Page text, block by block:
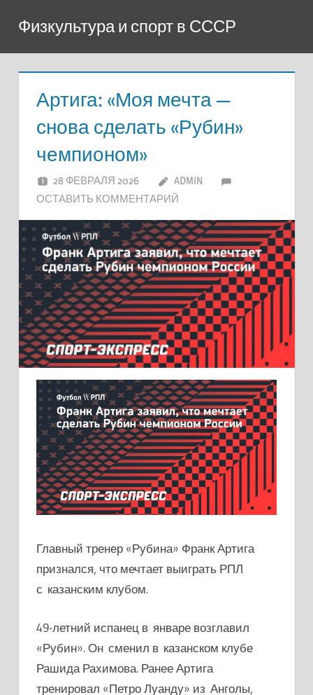
содержимому
Физкультура и спорт в СССР
Артига: «Моя мечта —
снова сделать «Рубин»
чемпионом»
28 ФЕВРАЛЯ 2026
ADMIN
ОСТАВИТЬ КОММЕНТАРИЙ
Главный тренер «Рубина» Франк Артига
признался, что мечтает выиграть РПЛ
с казанским клубом.
49-летний испанец в январе возглавил
«Рубин». Он сменил в казанском клубе
Рашида Рахимова. Ранее Артига
тренировал «Петро Луанду» из Анголы,